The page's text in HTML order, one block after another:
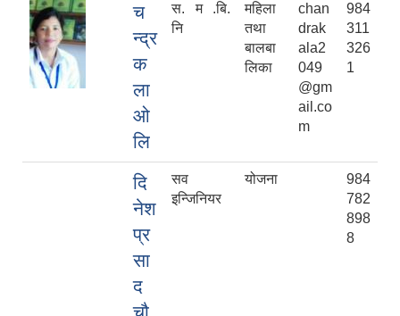
च
न्द्र
क
ला
ओ
लि
स. म .बि.
नि
महिला
तथा
बालबा
लिका
chan
drak
ala2
049
@gm
ail.co
m
984
311
326
1
दि
नेश
प्र
सा
द
सव
इन्जिनियर
योजना
984
782
898
8